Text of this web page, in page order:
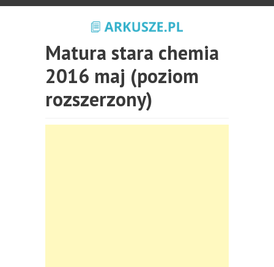
Matura stara chemia
2016 maj (poziom
rozszerzony)